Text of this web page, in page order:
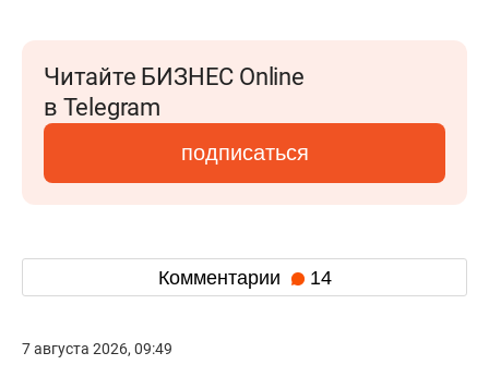
Читайте БИЗНЕС Online
в Telegram
подписаться
Комментарии 14
7 августа 2026, 09:49